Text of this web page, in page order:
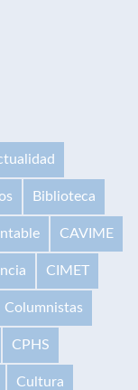
Biblioteca
CAVIME
CIMET
Columnistas
CPHS
Cultura